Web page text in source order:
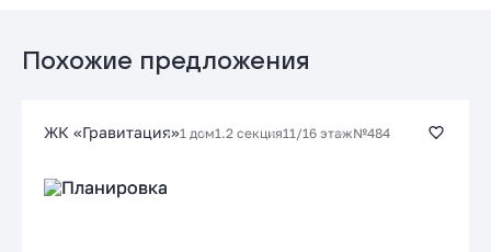
Похожие предложения
ЖК «Гравитация»1 дом1.2 секция11/16 этаж№484